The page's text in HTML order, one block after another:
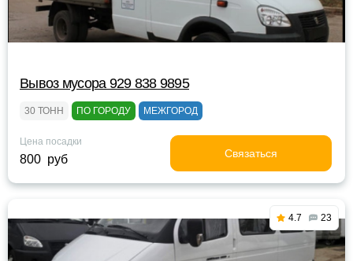
Вывоз мусора 929 838 9895
30 ТОНН ПО ГОРОДУ МЕЖГОРОД
Цена посадки
800 руб Связаться
4.7 23